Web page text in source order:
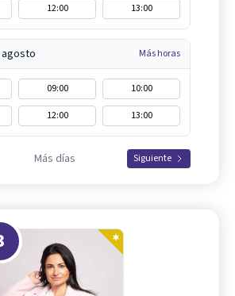
12:00 13:00
Más horas
09:00
10:00
12:00 13:00
Más días Siguiente